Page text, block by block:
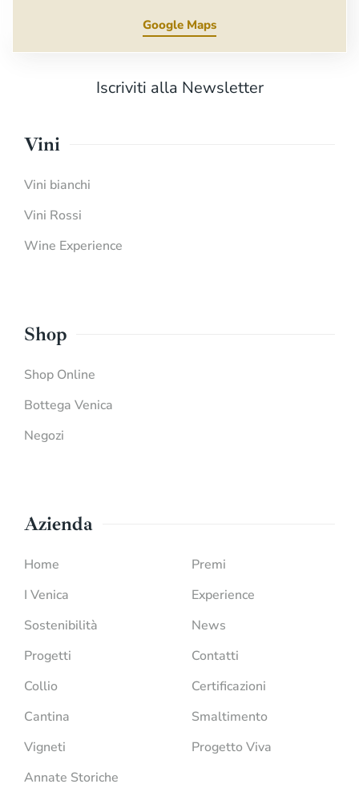
Google Maps
Iscriviti alla Newsletter
Vini
Vini bianchi
Vini Rossi
Wine Experience
Shop
Shop Online
Bottega Venica
Negozi
Azienda
Home
I Venica
Sostenibilità
Progetti
Collio
Cantina
Vigneti
Annate Storiche
Premi
Experience
News
Contatti
Certificazioni
Smaltimento
Progetto Viva